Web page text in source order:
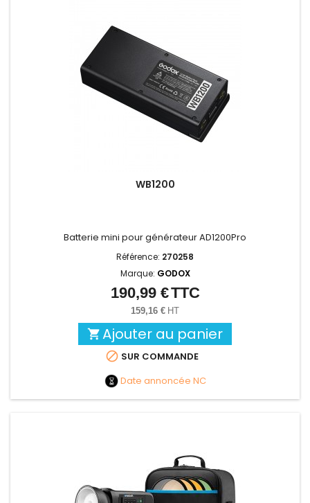
WB1200
Batterie mini pour générateur AD1200Pro
Référence: 270258
Marque: GODOX
Prix
190,99 €TTC
159,16 € HT
 Ajouter au panier
 SUR COMMANDE
Date annoncée NC